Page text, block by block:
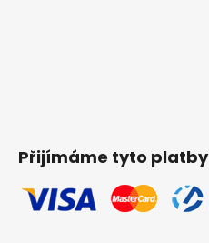
Přijímáme tyto platby